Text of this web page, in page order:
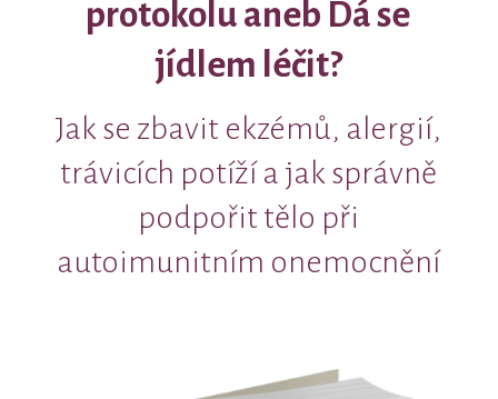
protokolu aneb Dá se
jídlem léčit?
Jak se zbavit ekzémů, alergií,
trávicích potíží a jak správně
podpořit tělo při
autoimunitním onemocnění